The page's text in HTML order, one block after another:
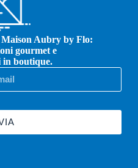
Aubry by Flo:
gourmet e
in boutique.